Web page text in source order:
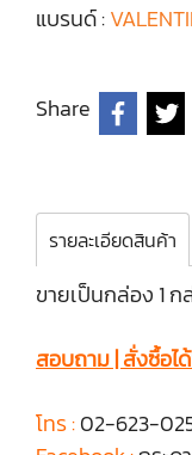
แบรนด์ :
Share
รายละเอียดสินค้า
ขายเป็นกล่อง 1
สอบถาม | สั่งซื้อไ
โทร :02-623-